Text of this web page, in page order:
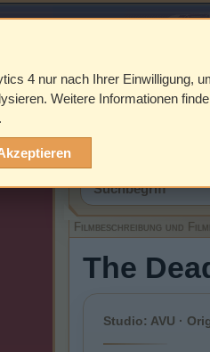
Filmbeschreibung und
The
Studio: AVU ·
4 nur nach Ihrer Einwilligung,
Weitere Informationen
.